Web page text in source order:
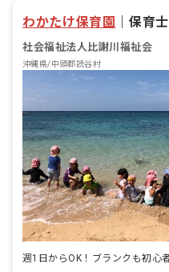
わかたけ保育園 ｜保育士
社会福祉法人比謝川福祉会
沖縄県/中頭郡読谷村